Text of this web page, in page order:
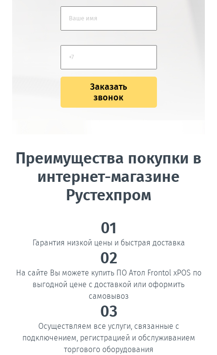
Заказать
звонок
Преимущества покупки в
интернет-магазине
Рустехпром
01
Гарантия низкой цены и быстрая доставка
02
На сайте Вы можете купить ПО Атол Frontol xPOS по
выгодной цене с доставкой или оформить
самовывоз
03
Осуществляем все услуги, связанные с
подключением, регистрацией и обслуживанием
торгового оборудования